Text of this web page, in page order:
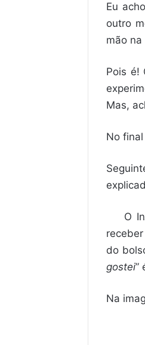
Eu
outro
mão na
Pois é!
Mas,
No
O
do
gostei”
Na